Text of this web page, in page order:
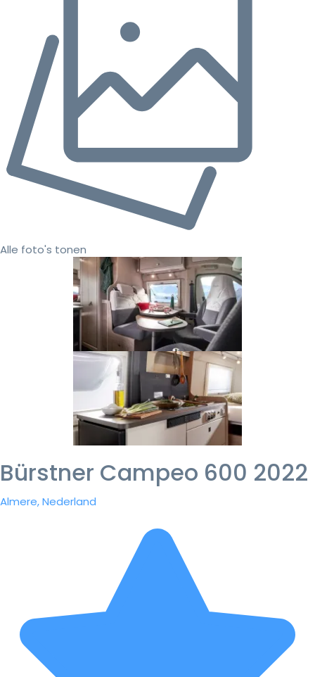
Alle foto's tonen
Bürstner Campeo 600 2022
Almere, Nederland